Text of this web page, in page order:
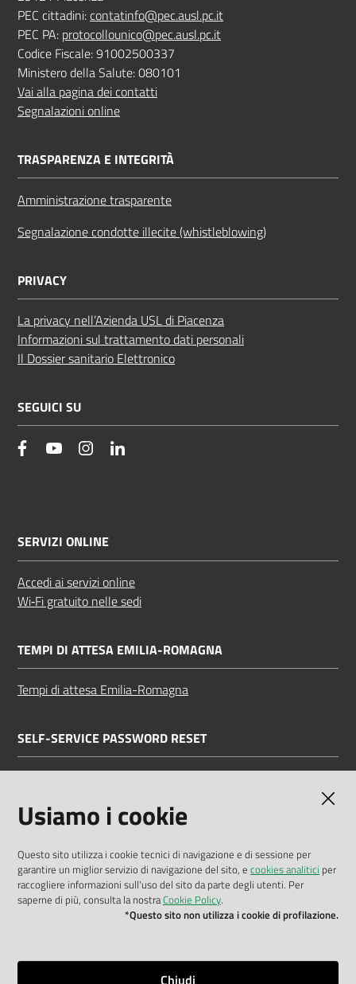
PEC cittadini:contatinfo@pec.ausl.pc.it
PEC PA: protocollounico@pec.ausl.pc.it
Codice Fiscale: 91002500337
Ministero della Salute: 080101
Vai alla pagina dei contatti
Segnalazioni online
TRASPARENZA E INTEGRITÀ
Amministrazione trasparente
Segnalazione condotte illecite (whistleblowing)
PRIVACY
La privacy nell’Azienda USL di Piacenza
Informazioni sul trattamento dati personali
Il Dossier sanitario Elettronico
SEGUICI SU
facebookYouTube Instagram
SERVIZI ONLINE
Accedi ai servizi online
Wi‑Fi gratuito nelle sedi
TEMPI DI ATTESA EMILIA-ROMAGNA
Tempi di attesa Emilia-Romagna
SELF-SERVICE PASSWORD RESET
Dichiarazione di accessibilità
Privacy policy
Usiamo i cookie
Questo sito utilizza i cookie tecnici di navigazione e di sessione per
garantire un miglior servizio di navigazione del sito, e cookies analitici per
raccogliere informazioni sull'uso del sito da parte degli utenti. Per
saperne di più, consulta la nostraCookie Policy.
*Questo sito non utilizza i cookie di profilazione.
Chiudi